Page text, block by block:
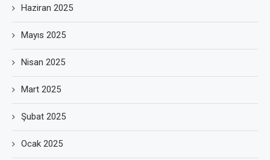
Haziran 2025
Mayıs 2025
Nisan 2025
Mart 2025
Şubat 2025
Ocak 2025